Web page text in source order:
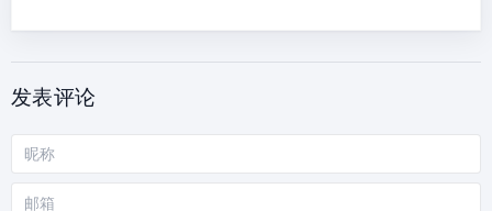
发表评论
昵
称
邮